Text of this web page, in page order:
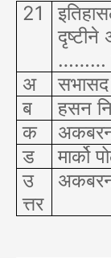
21
………
अ
ब
हसन
क
ड
मार्को
उ
त्तर